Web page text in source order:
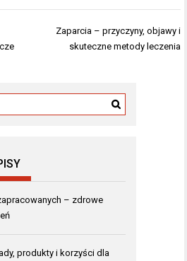
Zaparcia – przyczyny, objawy i
skuteczne metody leczenia
– zdrowe
produkty i korzyści dla